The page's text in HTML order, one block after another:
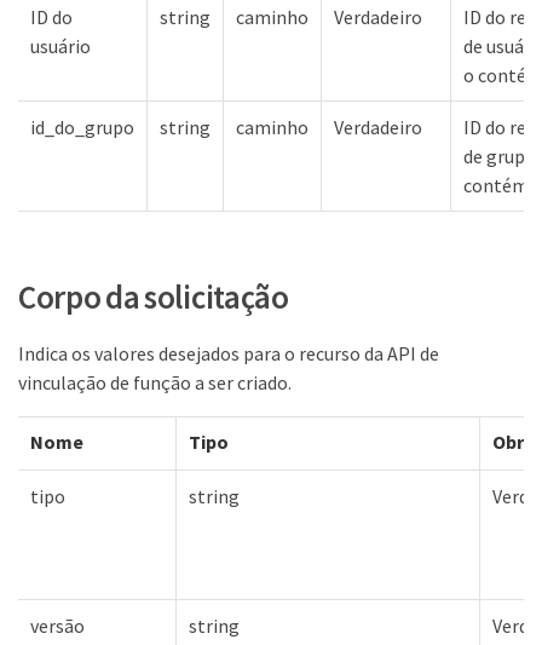
ID do
usuário
string caminho Verdadeiro
ID do
de
o contém
id_do_grupo string caminho Verdadeiro
ID do
de grupo
contém
Corpo da solicitação
Indica os valores desejados para o recurso da API de
vinculação de função a ser criado.
Nome Tipo
tipo string
versão string